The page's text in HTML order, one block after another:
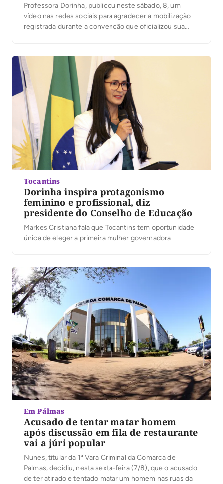
Professora Dorinha, publicou neste sábado, 8, um
vídeo nas redes sociais para agradecer a mobilização
registrada durante a convenção que oficializou sua
destacou a presença das caravanas, lideranças e
apoiadores que participaram […]
Tocantins
Dorinha inspira protagonismo
feminino e profissional, diz
presidente do Conselho de Educação
Markes Cristiana fala que Tocantins tem oportunidade
única de eleger a primeira mulher governadora
Em Pálmas
Acusado de tentar matar homem
após discussão em fila de restaurante
vai a júri popular
Nunes, titular da 1ª Vara Criminal da Comarca de
Palmas, decidiu, nesta sexta-feira (7/8), que o acusado
de ter atirado e tentado matar um homem nas ruas da